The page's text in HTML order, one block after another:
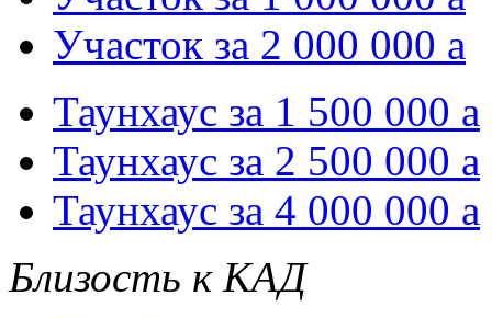
Участок за 2 000 000 a
Таунхаус за 1 500 000 a
Таунхаус за 2 500 000 a
Таунхаус за 4 000 000 a
Близость к КАД